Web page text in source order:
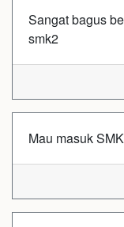
Sangat bagus
smk2
Mau masuk